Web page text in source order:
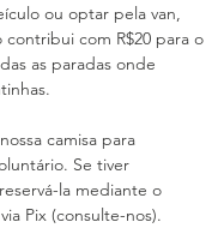
ou optar pela van,
com R$20 para o
as paradas onde
camisa para
Se tiver
la mediante o
Pix (consulte-nos).